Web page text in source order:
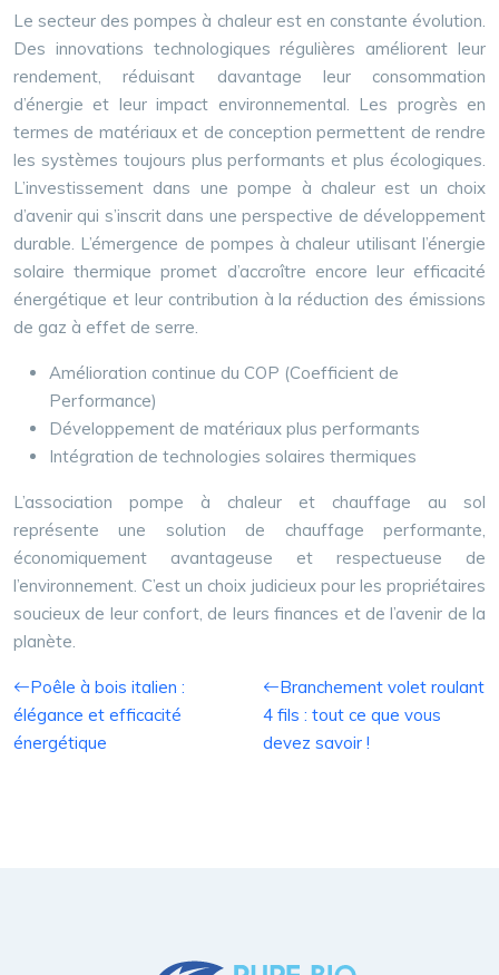
Le secteur des pompes à chaleur est en constante évolution.
Des innovations technologiques régulières améliorent leur
rendement, réduisant davantage leur consommation
d’énergie et leur impact environnemental. Les progrès en
termes de matériaux et de conception permettent de rendre
les systèmes toujours plus performants et plus écologiques.
L’investissement dans une pompe à chaleur est un choix
d’avenir qui s’inscrit dans une perspective de développement
durable. L’émergence de pompes à chaleur utilisant l’énergie
solaire thermique promet d’accroître encore leur efficacité
énergétique et leur contribution à la réduction des émissions
de gaz à effet de serre.
Amélioration continue du COP (Coefficient de
Performance)
Développement de matériaux plus performants
Intégration de technologies solaires thermiques
L’association pompe à chaleur et chauffage au sol
représente une solution de chauffage performante,
économiquement avantageuse et respectueuse de
l’environnement. C’est un choix judicieux pour les propriétaires
soucieux de leur confort, de leurs finances et de l’avenir de la
planète.
Poêle à bois italien :
élégance et efficacité
énergétique
Branchement volet roulant
4 fils : tout ce que vous
devez savoir !